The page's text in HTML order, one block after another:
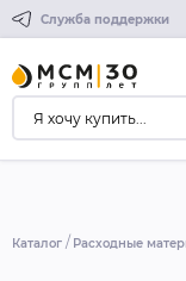
Служба поддержки
Каталог Расходные